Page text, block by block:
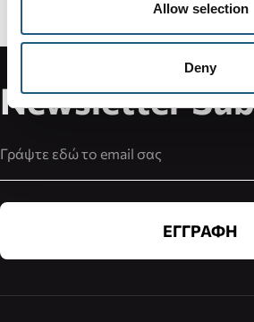
Allow selection
Deny
Newsletter
ΕΓΓΡΑΦΗ